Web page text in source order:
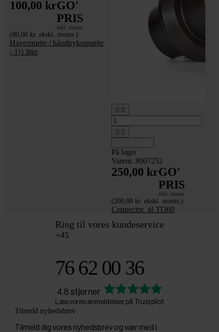
100,00 krGO'
PRIS
inkl. moms
(80,00 kr. ekskl. moms.)
Havesprøjte / håndtrykssprøjte
- 1½ liter
 
 
På lager
Varenr. 8007252
250,00 krGO'
PRIS
inkl. moms
(200,00 kr. ekskl. moms.)
Connector_til TI360
Ring til vores kundeservice
+45
76 62 00 36
4.8 stjerner
Læs vores anmeldelser på Trustpilot
Tilmeld nyhedsbrev
Tilmeld dig vores nyhedsbrev og vær med i